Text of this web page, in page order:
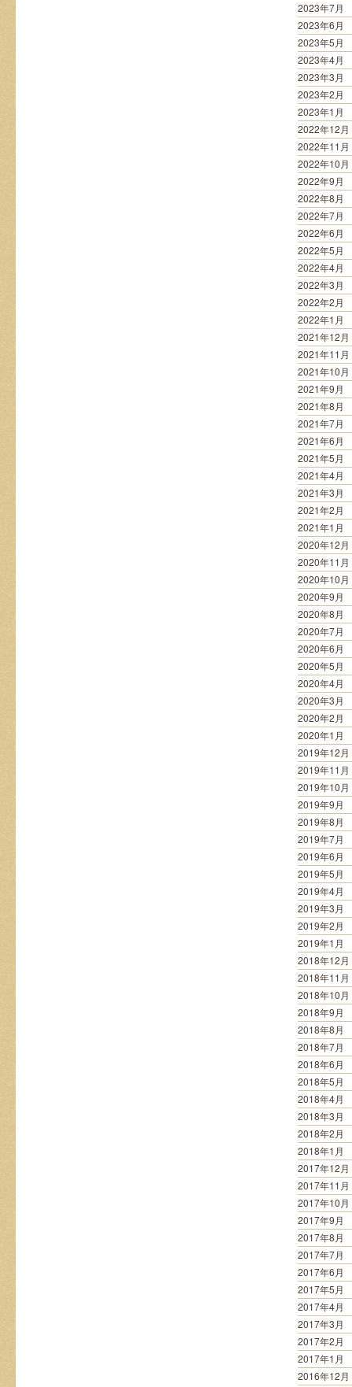
2023年7月
2023年6月
2023年5月
2023年4月
2023年3月
2023年2月
2023年1月
2022年12月
2022年11月
2022年10月
2022年9月
2022年8月
2022年7月
2022年6月
2022年5月
2022年4月
2022年3月
2022年2月
2022年1月
2021年12月
2021年11月
2021年10月
2021年9月
2021年8月
2021年7月
2021年6月
2021年5月
2021年4月
2021年3月
2021年2月
2021年1月
2020年12月
2020年11月
2020年10月
2020年9月
2020年8月
2020年7月
2020年6月
2020年5月
2020年4月
2020年3月
2020年2月
2020年1月
2019年12月
2019年11月
2019年10月
2019年9月
2019年8月
2019年7月
2019年6月
2019年5月
2019年4月
2019年3月
2019年2月
2019年1月
2018年12月
2018年11月
2018年10月
2018年9月
2018年8月
2018年7月
2018年6月
2018年5月
2018年4月
2018年3月
2018年2月
2018年1月
2017年12月
2017年11月
2017年10月
2017年9月
2017年8月
2017年7月
2017年6月
2017年5月
2017年4月
2017年3月
2017年2月
2017年1月
2016年12月